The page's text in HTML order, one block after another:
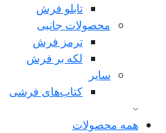
تابلو فرش
محصولات جانبی
ترمز فرش
لکه بر فرش
سایر
کتاب‌های فرشی
همه محصولات